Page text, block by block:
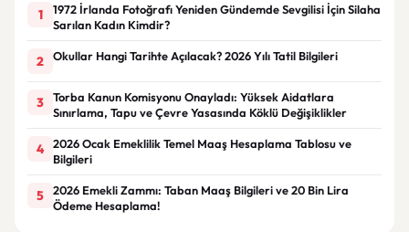
1
1972 İrlanda Fotoğrafı Yeniden Gündemde Sevgilisi İçin Silaha
Sarılan Kadın Kimdir?
2 Okullar Hangi Tarihte Açılacak? 2026 Yılı Tatil Bilgileri
3
Torba Kanun Komisyonu Onayladı: Yüksek Aidatlara
Sınırlama, Tapu ve Çevre Yasasında Köklü Değişiklikler
4
2026 Ocak Emeklilik Temel Maaş Hesaplama Tablosu ve
Bilgileri
5
2026 Emekli Zammı: Taban Maaş Bilgileri ve 20 Bin Lira
Ödeme Hesaplama!